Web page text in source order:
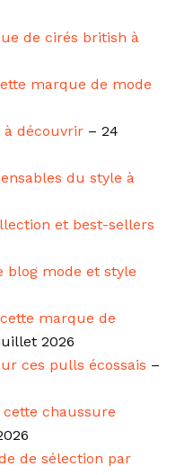
de cirés british à
marque de mode
à découvrir – 24
du style à
et best-sellers
blog mode et style
marque de
2026
ces pulls écossais –
cette chaussure
de sélection par